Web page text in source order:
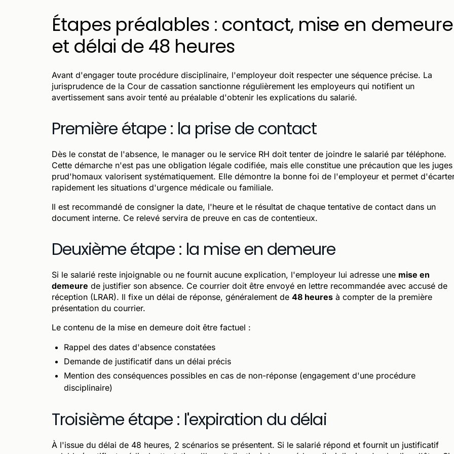
Étapes préalables : contact, mise en demeure
et délai de 48 heures
Avant d'engager toute procédure disciplinaire, l'employeur doit respecter une séquence précise. La
jurisprudence de la Cour de cassation sanctionne régulièrement les employeurs qui notifient un
avertissement sans avoir tenté au préalable d'obtenir les explications du salarié.
Première étape : la prise de contact
Dès le constat de l'absence, le manager ou le service RH doit tenter de joindre le salarié par téléphone.
Cette démarche n'est pas une obligation légale codifiée, mais elle constitue une précaution que les juges
prud'homaux valorisent systématiquement. Elle démontre la bonne foi de l'employeur et permet
rapidement les situations d'urgence médicale ou familiale.
Il est recommandé de consigner la date, l'heure et le résultat de chaque tentative de contact dans un
document interne. Ce relevé servira de preuve en cas de contentieux.
Deuxième étape : la mise en demeure
Si le salarié reste injoignable ou ne fournit aucune explication, l'employeur lui adresse une mise en
demeure de justifier son absence. Ce courrier doit être envoyé en lettre recommandée avec accusé de
réception (LRAR). Il fixe un délai de réponse, généralement de 48 heures à compter de la première
présentation du courrier.
Le contenu de la mise en demeure doit être factuel :
Rappel des dates d'absence constatées
Demande de justificatif dans un délai précis
Mention des conséquences possibles en cas de non-réponse (engagement d'une procédure
disciplinaire)
Troisième étape : l'expiration du délai
À l'issue du délai de 48 heures, 2 scénarios se présentent. Si le salarié répond et fournit un justificatif